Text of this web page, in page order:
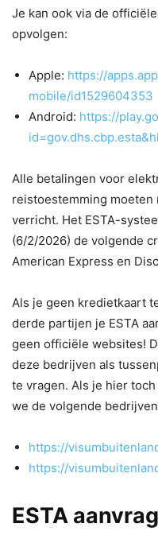
Je kan ook via de
opvolgen:
Apple: https://
mobile/id1529604353
Android: https://
Alle betalingen voor
reistoestemming moeten
verricht. Het ESTA-
(6/2/2026) de volgende
American Express en
Als je geen kredietkaart
derde partijen je ESTA
geen officiële websites!
deze bedrijven als
te vragen. Als je hier
we de volgende
https://
https://
ESTA